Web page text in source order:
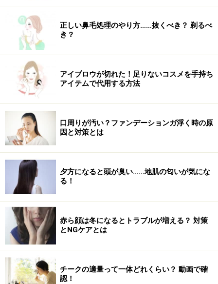
り道ができ、その後に使う化粧水の浸透力が驚くほど高
まります。同じ商品でも、より効果的に使うことができ
るのは嬉しい限り。乾燥したお肌にいくら化粧水を入れ
込んでも、実際は思ったほどお肌は潤っていないもので
す。まず、美顔器で良い状態のお肌を作るところから始
めてみましょう。
※記事内容は執筆時点のものです。最新の内容をご確認くださ
い。
※個人の体質、また、誤った方法による実践に起因して肌荒れや
不調を引き起こす場合があります。実践の際には、必ず自身の体
質及び健康状態を十分に考慮し、正しい方法で行ってください。
また、全ての方への有効性を保証するものではありません。
【編集部おすすめの購入サイト】
Amazonで人気の美顔器をチェック！
楽天市場で人気の美顔器をチェック！
正しい鼻毛処理のやり方……抜くべき？ 剃るべ
き？
アイブロウが切れた！足りないコスメを手持ち
アイテムで代用する方法
口周りが汚い？ファンデーションガ浮く時の原
因と対策とは
夕方になると頭が臭い……地肌の匂いが気にな
る！
赤ら顔は冬になるとトラブルが増える？ 対策
とNGケアとは
チークの適量って一体どれくらい？ 動画で確
認！